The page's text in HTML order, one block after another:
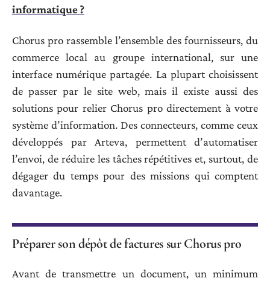
informatique ?
Chorus pro rassemble l’ensemble des fournisseurs, du
commerce local au groupe international, sur une
interface numérique partagée. La plupart choisissent
de passer par le site web, mais il existe aussi des
solutions pour relier Chorus pro directement à votre
système d’information. Des connecteurs, comme ceux
développés par Arteva, permettent d’automatiser
l’envoi, de réduire les tâches répétitives et, surtout, de
dégager du temps pour des missions qui comptent
davantage.
Préparer son dépôt de factures sur Chorus pro
Avant de transmettre un document, un minimum